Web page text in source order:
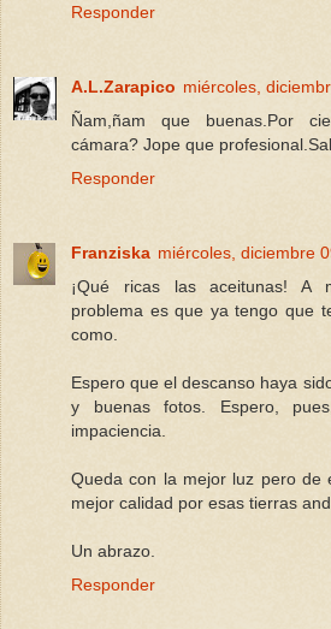
Responder
A.L.Zarapico miércoles,
Ñam,ñam que buenas.Por
cámara? Jope que
Responder
Franziska miércoles, diciembre
¡Qué ricas las aceitunas! A
problema es que ya tengo que
como.
Espero que el descanso haya
y buenas fotos. Espero,
impaciencia.
Queda con la mejor luz pero de
mejor calidad por esas tierras
Un abrazo.
Responder